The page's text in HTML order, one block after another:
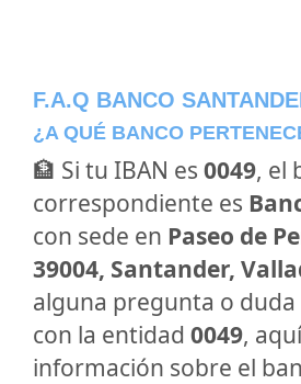
F.A.Q BANCO
¿A QUÉ BANCO
🏦 Si tu IBAN es 0049, el
correspondiente es
con sede en Paseo de
39004, Santander,
alguna pregunta o duda
con la entidad 0049,
información sobre el